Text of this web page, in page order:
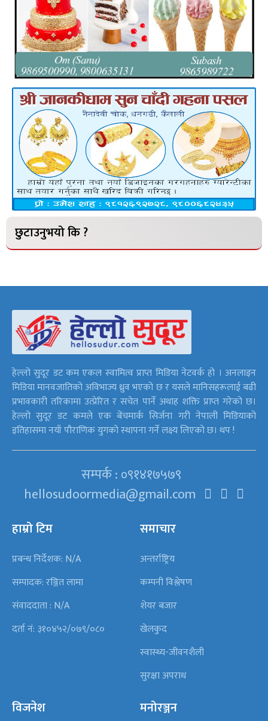
छुटाउनुभयो कि ?
हेल्लो सुदूर डट कम एकल स्वामित्व प्राप्त मिडिया नेटवर्क हो । अनलाइन
मिडिया मानवजातिको अविभाज्य ध्रुव भएको छ र यसले मानिसहरूलाई बढी
प्रभावकारी तरिकामा उत्प्रेरित र सचेत पार्ने अथाह शक्ति प्राप्त गरेको छ।
हेल्लो सुदूर डट कमले एक बेंचमार्क सिर्जना गरी नेपाली मिडियाको
इतिहासमा नयाँ पौराणिक युगको स्थापना गर्ने लक्ष्य लिएको छ। थप !
सम्पर्क : ०९१४१७५७९
hellosudoormedia@gmail.com
हाम्रो टिम
प्रबन्ध निर्देशक: N/A
सम्पादक: रञ्जित लामा
संवाददाता : N/A
दर्ता नं: ३१०४५२/०७९/०८०
समाचार
अन्तर्राष्ट्रिय
कम्पनी विश्लेषण
शेयर बजार
खेलकुद
स्वास्थ्य-जीवनशैली
सुरक्षा अपराध
विजनेश मनोरञ्जन